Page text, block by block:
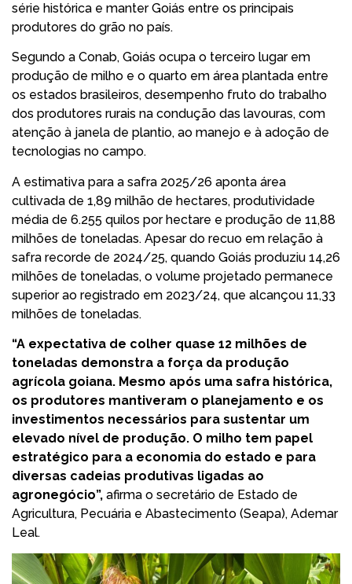
série histórica e manter Goiás entre os principais
produtores do grão no país.
Segundo a Conab, Goiás ocupa o terceiro lugar em
produção de milho e o quarto em área plantada entre
os estados brasileiros, desempenho fruto do trabalho
dos produtores rurais na condução das lavouras, com
atenção à janela de plantio, ao manejo e à adoção de
tecnologias no campo.
A estimativa para a safra 2025/26 aponta área
cultivada de 1,89 milhão de hectares, produtividade
média de 6.255 quilos por hectare e produção de 11,88
milhões de toneladas. Apesar do recuo em relação à
safra recorde de 2024/25, quando Goiás produziu 14,26
milhões de toneladas, o volume projetado permanece
superior ao registrado em 2023/24, que alcançou 11,33
milhões de toneladas.
“A expectativa de colher quase 12 milhões de
toneladas demonstra a força da produção
agrícola goiana. Mesmo após uma safra histórica,
os produtores mantiveram o planejamento e os
investimentos necessários para sustentar um
elevado nível de produção. O milho tem papel
estratégico para a economia do estado e para
diversas cadeias produtivas ligadas ao
agronegócio”, afirma o secretário de Estado de
Agricultura, Pecuária e Abastecimento (Seapa), Ademar
Leal.